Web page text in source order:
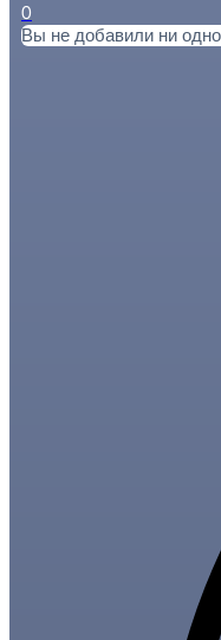
0
Вы не добавили ни